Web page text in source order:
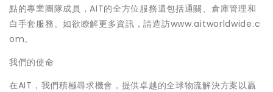
點的專業團隊成員，AIT的全方位服務還包括通關、倉庫管理和
白手套服務。如欲瞭解更多資訊，請造訪www.aitworldwide.c
om。
我們的使命
在AIT，我們積極尋求機會，提供卓越的全球物流解決方案以贏